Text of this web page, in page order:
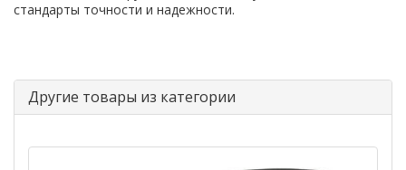
стандарты точности и надежности.
Другие товары из категории